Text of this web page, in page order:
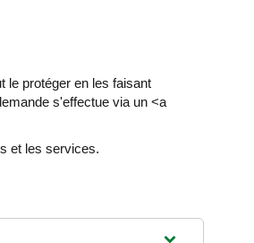
le protéger en les faisant
s'effectue via un <a
et les services.